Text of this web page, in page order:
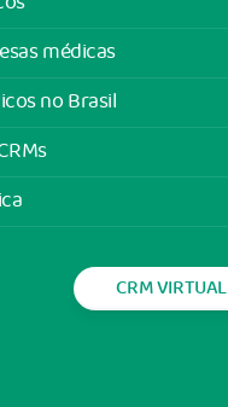
médicas
no Brasil
CRM VIRTUAL